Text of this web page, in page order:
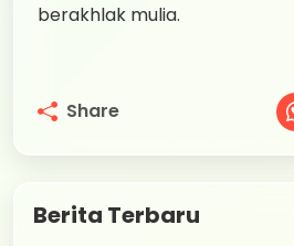
berakhlak mulia.
Share
Berita Terbaru